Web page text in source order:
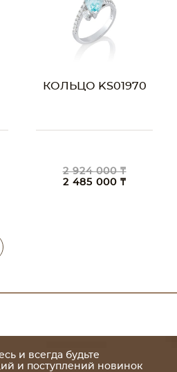
КОЛЬЦО KS01970
2 924 000 ₸
2 485 000 ₸
и всегда будьте
и поступлений новинок